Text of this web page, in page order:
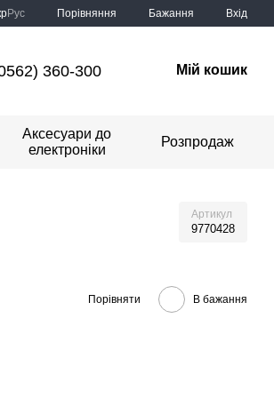
Рус Порівняння Бажання Вхід
360-300 Мій кошик
Аксесуари до
електроніки
Розпродаж
Артикул
9770428
Порівняти В бажання